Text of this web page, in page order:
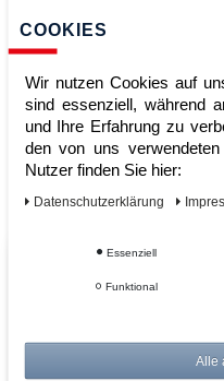
ZUM WARENKORB
Sofort lieferbar
Kauf auf Rechnung
COOKIES
Wir nutzen Cookies auf
sind essenziell, während
und Ihre Erfahrung zu
den von uns
Nutzer finden Sie hier:
Daten­schutz­erklärung
Essenziell
Funktional
Alle